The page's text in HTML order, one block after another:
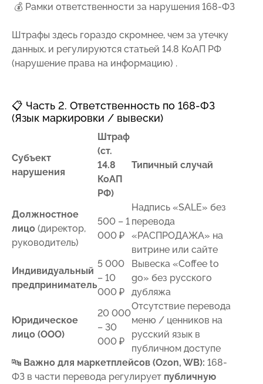
💰 Рамки ответственности за нарушения 168-ФЗ
Штрафы здесь гораздо скромнее, чем за утечку
данных, и регулируются статьей 14.8 КоАП РФ
(нарушение права на информацию) .
📋 Часть 2. Ответственность по 168-ФЗ
(Язык маркировки / вывески)
Субъект
нарушения
Штраф
(ст.
14.8
КоАП
РФ)
Типичный случай
Должностное
лицо (директор,
руководитель)
500 – 1
000 ₽
Надпись «SALE» без
перевода
«РАСПРОДАЖА» на
витрине или сайте
Индивидуальный
предприниматель
5 000
– 10
000 ₽
Вывеска «Coffee to
go» без русского
дубляжа
Юридическое
лицо (ООО)
20 000
– 30
000 ₽
Отсутствие перевода
меню / ценников на
русский язык в
публичном доступе
🔤 Важно для маркетплейсов (Ozon, WB): 168-
ФЗ в части перевода регулирует публичную